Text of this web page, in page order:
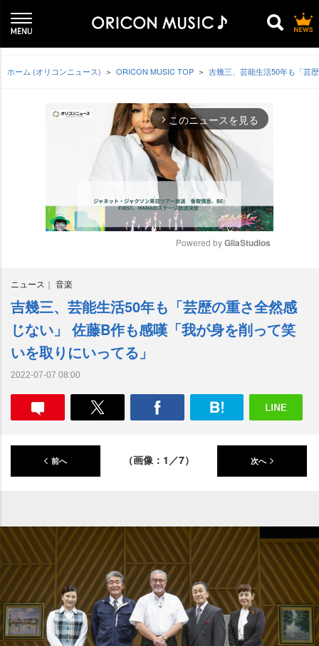
ホーム (オリコンニュース) ORICON MUSIC TOP 吉幾三、芸能生活50年も「芸
arrow_forward_ios このニュースを見る
e
Powered by GliaStudios
ニュース 音楽
吉幾三、芸能生活50年も「芸歴の重さ全然感
じない」 佐藤B作も感嘆「我が身を削って笑
いを取りにいってる」
2022-07-07 08:00
前へ （画像：1／7） 次へ